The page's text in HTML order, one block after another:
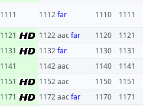
1111 1112far 1110 1111
1121 1122 aacfar 1120 1121
1131 1132far 1130 1131
1141 1142 aac 1140 1141
1151 1152 aac 1150 1151
1171 1172 aacfar 1170 1171